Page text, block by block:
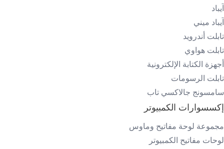
آيباد
آيباد ميني
تابلت أندرويد
تابلت هواوي
أجهزة الكتابة الإلكترونية
تابلت الرسومات
سامسونج جالاكسي تاب
إكسسوارات الكمبيوتر
مجموعة لوحة مفاتيح وماوس
لوحات مفاتيح الكمبيوتر